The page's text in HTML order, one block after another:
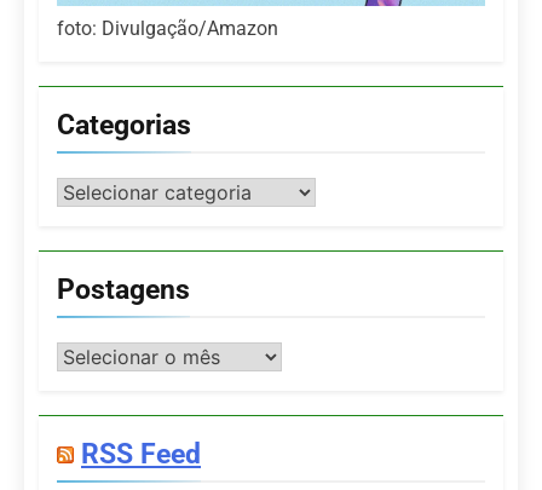
foto: Divulgação/Amazon
Categorias
Categorias
Postagens
Postagens
RSS Feed